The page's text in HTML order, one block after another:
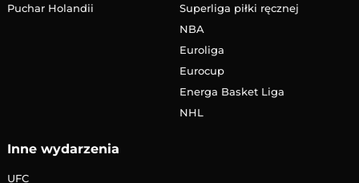
Puchar Holandii
Superliga piłki ręcznej
NBA
Euroliga
Eurocup
Energa Basket Liga
NHL
Inne wydarzenia
UFC